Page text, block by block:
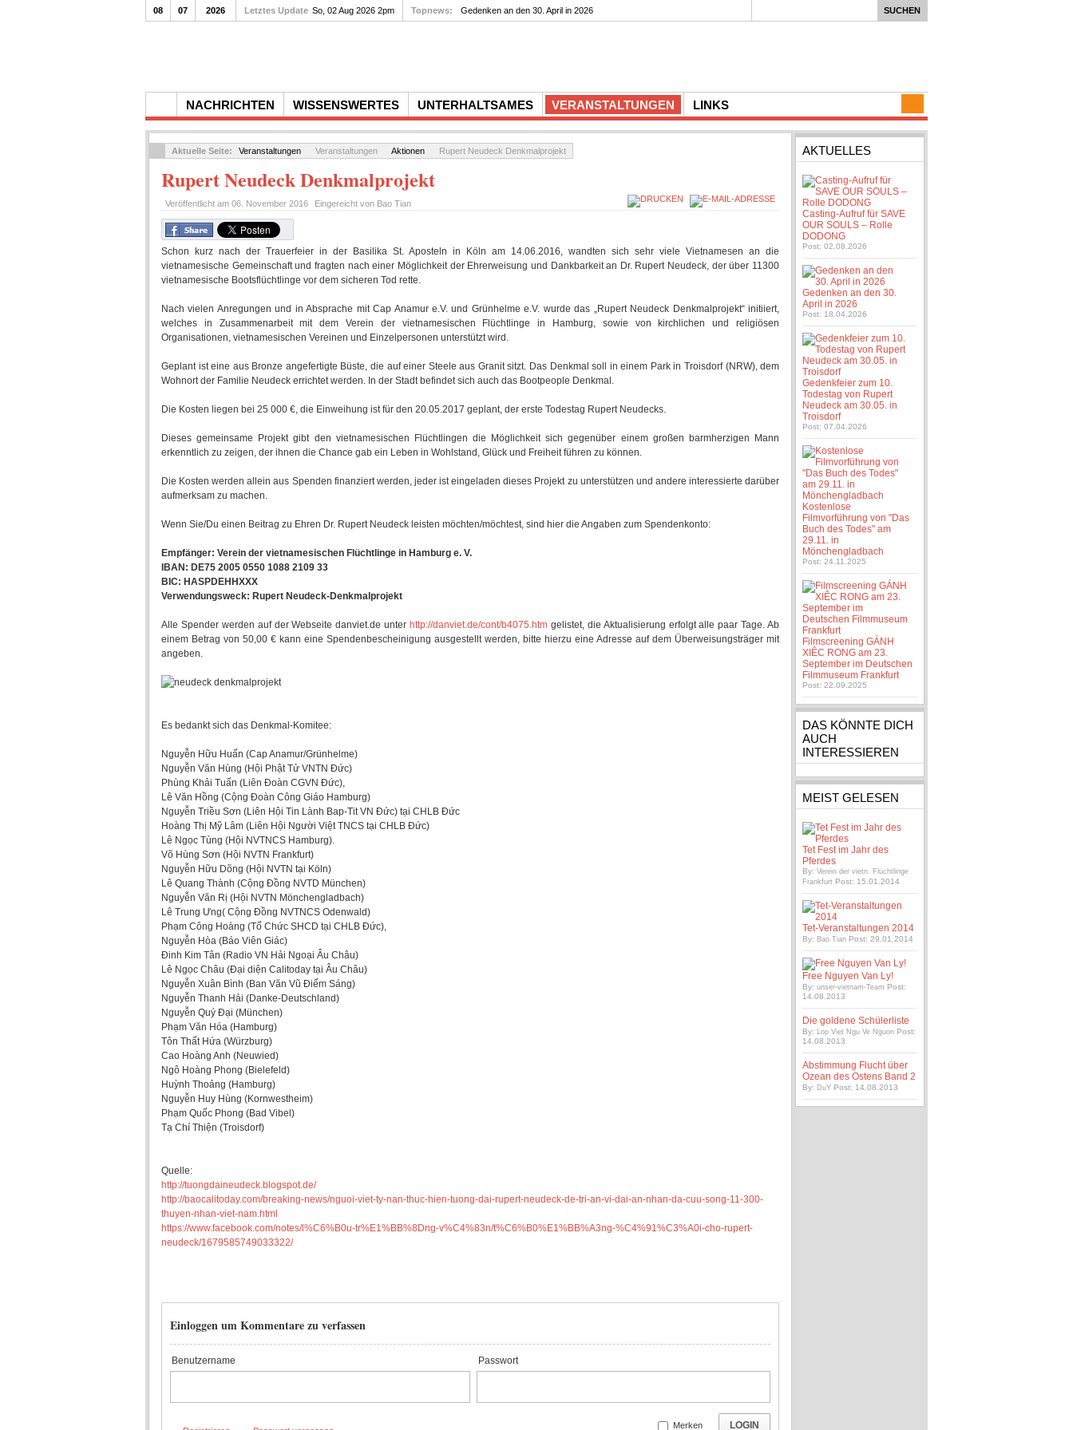
NACHRICHTEN WISSENSWERTES UNTERHALTSAMES VERANSTALTUNGEN LINKS
08 07 2026 Letztes Update So, 02 Aug 2026 2pm Topnews: Gedenken an den 30. April in 2026
Gedenkfeier zum 10. Todestag von Rupert Neudeck am...
Aktuelle Seite: Veranstaltungen Veranstaltungen Aktionen Rupert Neudeck Denkmalprojekt
Rupert Neudeck Denkmalprojekt
Veröffentlicht am 06. November 2016 Eingereicht von Bao Tian
Schon kurz nach der Trauerfeier in der Basilika St. Aposteln in Köln am 14.06.2016, wandten sich sehr viele Vietnamesen an die
vietnamesische Gemeinschaft und fragten nach einer Möglichkeit der Ehrerweisung und Dankbarkeit an Dr. Rupert Neudeck, der über 11300
vietnamesische Bootsflüchtlinge vor dem sicheren Tod rette.
Nach vielen Anregungen und in Absprache mit Cap Anamur e.V. und Grünhelme e.V. wurde das „Rupert Neudeck Denkmalprojekt“ initiiert,
welches in Zusammenarbeit mit dem Verein der vietnamesischen Flüchtlinge in Hamburg, sowie von kirchlichen und religiösen
Organisationen, vietnamesischen Vereinen und Einzelpersonen unterstützt wird.
Geplant ist eine aus Bronze angefertigte Büste, die auf einer Steele aus Granit sitzt. Das Denkmal soll in einem Park in Troisdorf (NRW), dem
Wohnort der Familie Neudeck errichtet werden. In der Stadt befindet sich auch das Bootpeople Denkmal.
Die Kosten liegen bei 25 000 €, die Einweihung ist für den 20.05.2017 geplant, der erste Todestag Rupert Neudecks.
Dieses gemeinsame Projekt gibt den vietnamesischen Flüchtlingen die Möglichkeit sich gegenüber einem großen barmherzigen Mann
erkenntlich zu zeigen, der ihnen die Chance gab ein Leben in Wohlstand, Glück und Freiheit führen zu können.
Die Kosten werden allein aus Spenden finanziert werden, jeder ist eingeladen dieses Projekt zu unterstützen und andere interessierte darüber
aufmerksam zu machen.
Wenn Sie/Du einen Beitrag zu Ehren Dr. Rupert Neudeck leisten möchten/möchtest, sind hier die Angaben zum Spendenkonto:
Empfänger: Verein der vietnamesischen Flüchtlinge in Hamburg e. V.
IBAN: DE75 2005 0550 1088 2109 33
BIC: HASPDEHHXXX
Verwendungsweck: Rupert Neudeck-Denkmalprojekt
Alle Spender werden auf der Webseite danviet.de unter http://danviet.de/cont/b4075.htm gelistet, die Aktualisierung erfolgt alle paar Tage. Ab
einem Betrag von 50,00 € kann eine Spendenbescheinigung ausgestellt werden, bitte hierzu eine Adresse auf dem Überweisungsträger mit
angeben.
Es bedankt sich das Denkmal-Komitee:
Nguyễn Hữu Huấn (Cap Anamur/Grünhelme)
Nguyễn Văn Hùng (Hội Phật Tử VNTN Đức)
Phùng Khải Tuấn (Liên Đoàn CGVN Đức),
Lê Văn Hồng (Cộng Đoàn Công Giáo Hamburg)
Nguyễn Triều Sơn (Liên Hội Tin Lành Bap-Tit VN Đức) tại CHLB Đức
Hoàng Thị Mỹ Lâm (Liên Hội Người Việt TNCS tại CHLB Đức)
Lê Ngọc Tùng (Hội NVTNCS Hamburg).
Võ Hùng Sơn (Hội NVTN Frankfurt)
Nguyễn Hữu Dõng (Hội NVTN tại Köln)
Lê Quang Thành (Cộng Đồng NVTD München)
Nguyễn Văn Rị (Hội NVTN Mönchengladbach)
Lê Trung Ưng( Cộng Đồng NVTNCS Odenwald)
Phạm Công Hoàng (Tổ Chức SHCD tại CHLB Đức),
Nguyễn Hòa (Báo Viên Giác)
Đinh Kim Tân (Radio VN Hải Ngoại Âu Châu)
Lê Ngọc Châu (Đại diện Calitoday tại Âu Châu)
Nguyễn Xuân Bình (Ban Văn Vũ Điểm Sáng)
Nguyễn Thanh Hải (Danke-Deutschland)
Nguyễn Quý Đại (München)
Phạm Văn Hóa (Hamburg)
Tôn Thất Hứa (Würzburg)
Cao Hoàng Anh (Neuwied)
Ngô Hoàng Phong (Bielefeld)
Huỳnh Thoảng (Hamburg)
Nguyễn Huy Hùng (Kornwestheim)
Phạm Quốc Phong (Bad Vibel)
Tạ Chí Thiện (Troisdorf)
Quelle:
http://tuongdaineudeck.blogspot.de/
http://baocalitoday.com/breaking-news/nguoi-viet-ty-nan-thuc-hien-tuong-dai-rupert-neudeck-de-tri-an-vi-dai-an-nhan-da-cuu-song-11-300-
thuyen-nhan-viet-nam.html
https://www.facebook.com/notes/l%C6%B0u-tr%E1%BB%8Dng-v%C4%83n/t%C6%B0%E1%BB%A3ng-%C4%91%C3%A0i-cho-rupert-
neudeck/1679585749033322/
Einloggen um Kommentare zu verfassen
Benutzername Passwort
LOGIN
Merken
AKTUELLES
Casting-Aufruf für SAVE
OUR SOULS – Rolle
DODONG
Post: 02.08.2026
Gedenken an den 30.
April in 2026
Post: 18.04.2026
Gedenkfeier zum 10.
Todestag von Rupert
Neudeck am 30.05. in
Troisdorf
Post: 07.04.2026
Kostenlose
Filmvorführung von "Das
Buch des Todes" am
29.11. in
Mönchengladbach
Post: 24.11.2025
Filmscreening GÁNH
XIÊC RONG am 23.
September im Deutschen
Filmmuseum Frankfurt
Post: 22.09.2025
DAS KÖNNTE DICH
AUCH
INTERESSIEREN
MEIST GELESEN
Tet Fest im Jahr des
Pferdes
By:Verein der vietn. Flüchtlinge
Frankfurt Post: 15.01.2014
Tet-Veranstaltungen 2014
By:Bao Tian Post: 29.01.2014
Free Nguyen Van Ly!
By:unser-vietnam-Team Post:
14.08.2013
Die goldene Schülerliste
By:Lop Viet Ngu Ve Nguon Post:
14.08.2013
Abstimmung Flucht über
Ozean des Ostens Band 2
By:DuY Post: 14.08.2013